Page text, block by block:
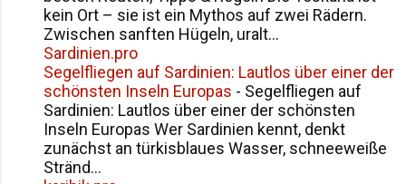
kein Ort – sie ist ein Mythos auf zwei Rädern.
Zwischen sanften Hügeln, uralt...
Sardinien.pro
Segelfliegen auf Sardinien: Lautlos über einer der
schönsten Inseln Europas - Segelfliegen auf
Sardinien: Lautlos über einer der schönsten
Inseln Europas Wer Sardinien kennt, denkt
zunächst an türkisblaues Wasser, schneeweiße
Stränd...